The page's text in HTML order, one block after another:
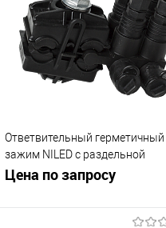
Ответвительный герметичный
зажим NILED с раздельной
затяжкой на 4 ответвления Р14
Цена по запросу